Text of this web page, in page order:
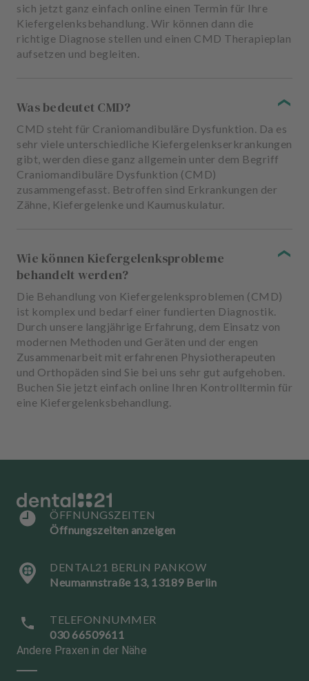
sich jetzt ganz einfach online einen Termin für Ihre
Kiefergelenksbehandlung. Wir können dann die
richtige Diagnose stellen und einen CMD Therapieplan
aufsetzen und begleiten.
Was bedeutet CMD?
CMD steht für Craniomandibuläre Dysfunktion. Da es
sehr viele unterschiedliche Kiefergelenkserkrankungen
gibt, werden diese ganz allgemein unter dem Begriff
Craniomandibuläre Dysfunktion (CMD)
zusammengefasst. Betroffen sind Erkrankungen der
Zähne, Kiefergelenke und Kaumuskulatur.
Wie können Kiefergelenksprobleme
behandelt werden?
Die Behandlung von Kiefergelenksproblemen (CMD)
ist komplex und bedarf einer fundierten Diagnostik.
Durch unsere langjährige Erfahrung, dem Einsatz von
modernen Methoden und Geräten und der engen
Zusammenarbeit mit erfahrenen Physiotherapeuten
und Orthopäden sind Sie bei uns sehr gut aufgehoben.
Buchen Sie jetzt einfach online Ihren Kontrolltermin für
eine Kiefergelenksbehandlung.
ÖFFNUNGSZEITEN
Öffnungszeiten anzeigen
DENTAL21 BERLIN PANKOW
Neumannstraße 13, 13189 Berlin
TELEFONNUMMER
030 66509611
Andere Praxen in der Nähe